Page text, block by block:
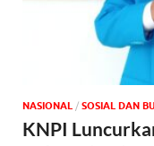
NASIONAL / SOSIAL DAN
KNPI